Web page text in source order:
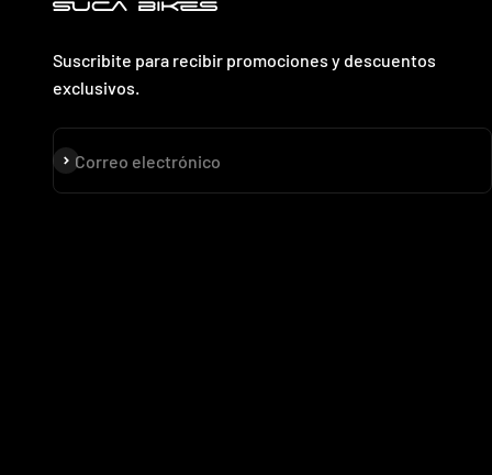
Suscribite para recibir promociones y descuentos
exclusivos.
Correo electrónico
Suscribirse